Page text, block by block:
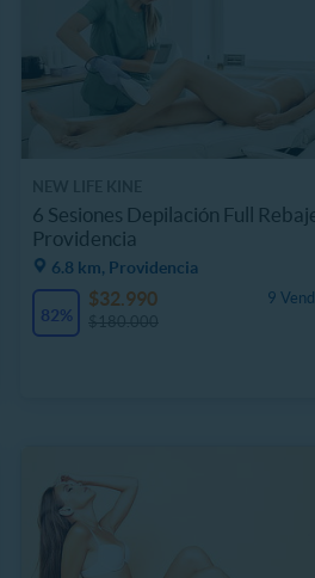
6 Sesiones Depilación Full
Providencia
6.8 km, Providencia
82%
9
$32.990